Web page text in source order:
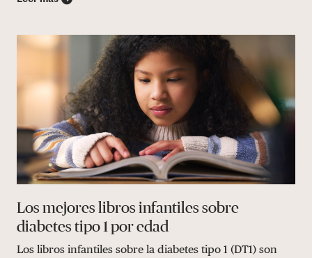
Los mejores libros infantiles sobre
diabetes tipo 1 por edad
Los libros infantiles sobre la diabetes tipo 1 (DT1) son